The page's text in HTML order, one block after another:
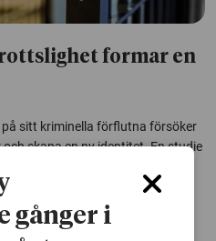
formar en
sitt kriminella förflutna försöker
skapa en ny identitet. En studie
ansvar och att bli vuxen blir
gånger i